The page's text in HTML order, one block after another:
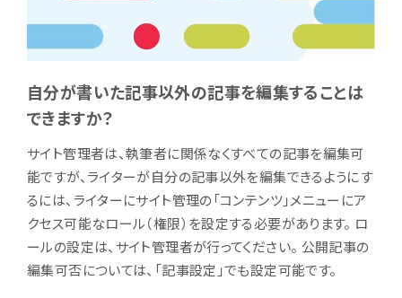
自分が書いた記事以外の記事を編集することは
できますか？
サイト管理者は、執筆者に関係なくすべての記事を編集可
能ですが、ライターが自分の記事以外を編集できるようにす
るには、ライターにサイト管理の「コンテンツ」メニューにア
クセス可能なロール（権限）を設定する必要があります。 ロ
ールの設定は、サイト管理者が行ってください。 公開記事の
編集可否については、「記事設定」でも設定可能です。